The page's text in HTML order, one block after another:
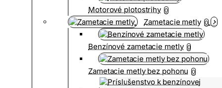
Motorové plotostrihy 0
Zametacie metly 0
Benzínové zametacie metly 0
Zametacie metly bez pohonu 0